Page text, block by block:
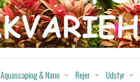
Aquascaping & Nano Rejer Udstyr